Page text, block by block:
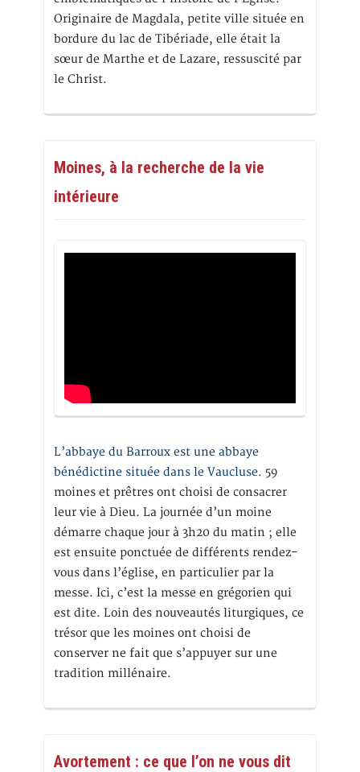
Originaire de Magdala, petite ville située en
bordure du lac de Tibériade, elle était la
sœur de Marthe et de Lazare, ressuscité par
le Christ.
Moines, à la recherche de la vie
intérieure
L’abbaye du Barroux est une abbaye
bénédictine située dans le Vaucluse. 59
moines et prêtres ont choisi de consacrer
leur vie à Dieu. La journée d’un moine
démarre chaque jour à 3h20 du matin ; elle
est ensuite ponctuée de différents rendez-
vous dans l’église, en particulier par la
messe. Ici, c’est la messe en grégorien qui
est dite. Loin des nouveautés liturgiques, ce
trésor que les moines ont choisi de
conserver ne fait que s’appuyer sur une
tradition millénaire.
Avortement : ce que l’on ne vous dit